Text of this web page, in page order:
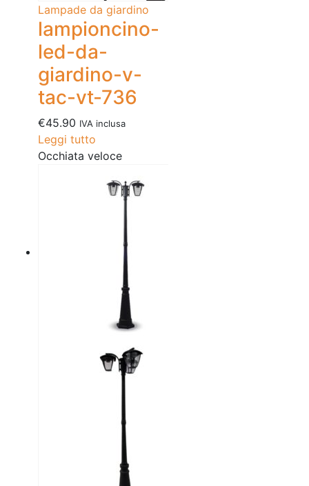
Lampade da giardino
lampioncino-
led-da-
giardino-v-
tac-vt-736
€45.90 IVA inclusa
Leggi tutto
Occhiata veloce